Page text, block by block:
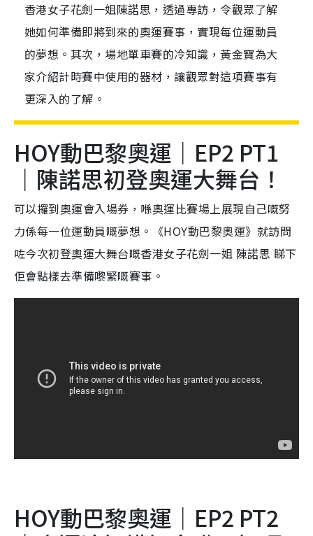
香港女子花劍一姐陳諾思，透過專訪，令觀眾了解
她如何準備即將到來的奧運賽事，實現每位運動員
的夢想。其次，場地單車賽的冷知識，黃金寶為大
家介紹計時賽中使用的器材，讓觀眾對這項賽事有
更深入的了解。
HOY動巴黎奧運｜EP2 PT1
｜陳諾思初登奧運大舞台！
可以攞到奧運會入場券，喺奧運比賽場上展現自己嘅努
力係每一位運動員嘅夢想。《HOY動巴黎奧運》就訪問
咗今次初登奧運大舞台嘅香港女子花劍一姐 陳諾思 睇下
佢會點樣去準備嚟緊嘅賽事。
HOY動巴黎奧運｜EP2 PT2